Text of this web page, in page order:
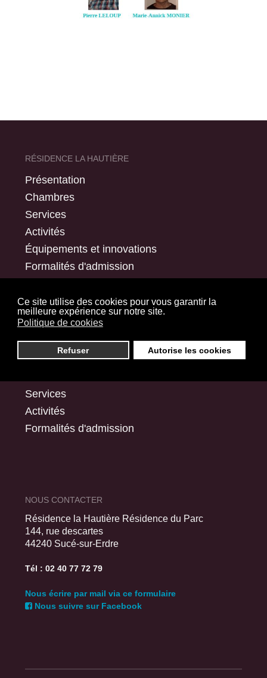
Ce site utilise des cookies pour vous garantir la
meilleure expérience sur notre site.
Politique de cookies
Refuser Autorise les cookies
RÉSIDENCE LA HAUTIÈRE
Présentation
Chambres
Services
Activités
Équipements et innovations
Formalités d'admission
Présentation
Services
Activités
Formalités d'admission
NOUS CONTACTER
Résidence la Hautière Résidence du Parc
144, rue descartes
44240 Sucé-sur-Erdre
Tél : 02 40 77 72 79
Nous écrire par mail via ce formulaire
Nous suivre sur Facebook